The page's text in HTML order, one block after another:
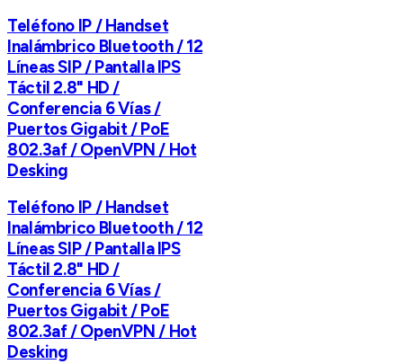
Teléfono IP / Handset
Inalámbrico Bluetooth / 12
Líneas SIP / Pantalla IPS
Táctil 2.8" HD /
Conferencia 6 Vías /
Puertos Gigabit / PoE
802.3af / OpenVPN / Hot
Desking
Teléfono IP / Handset
Inalámbrico Bluetooth / 12
Líneas SIP / Pantalla IPS
Táctil 2.8" HD /
Conferencia 6 Vías /
Puertos Gigabit / PoE
802.3af / OpenVPN / Hot
Desking